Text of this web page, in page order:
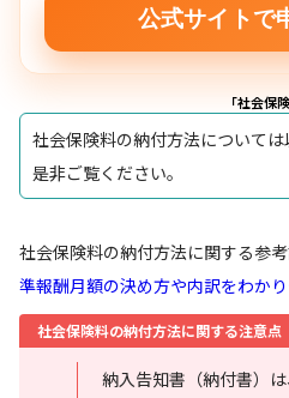
公式サイトで
「社会保
社会保険料の納付方法について
是非ご覧ください。
社会保険料の納付方法に関する参
準報酬月額の決め方や内訳をわか
社会保険料の納付方法に関する注意点
納入告知書（納付書）